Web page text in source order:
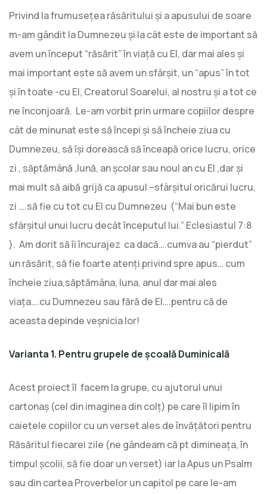
Privind la frumuseţea răsăritului şi a apusului de soare
m-am gândit la Dumnezeu şi la cât este de important să
avem un început “răsărit” în viaţă cu El, dar mai ales şi
mai important este să avem un sfârşit, un “apus” în tot
şi în toate -cu El, Creatorul Soarelui, al nostru şi a tot ce
ne înconjoară. Le-am vorbit prin urmare copiilor despre
cât de minunat este să începi şi să încheie ziua cu
Dumnezeu, să îşi dorească să înceapă orice lucru, orice
zi , săptămână ,lună, an şcolar sau noul an cu El ,dar şi
mai mult să aibă grijă ca apusul –sfârşitul oricărui lucru,
zi ….să fie cu tot cu El cu Dumnezeu (“Mai bun este
sfârşitul unui lucru decât începutul lui.” Eclesiastul 7:8
). Am dorit să îi încurajez ca dacă….cumva au “pierdut”
un răsărit, să fie foarte atenţi privind spre apus… cum
încheie ziua,săptămâna, luna, anul dar mai ales
viaţa….cu Dumnezeu sau fără de El….pentru că de
aceasta depinde veşnicia lor!
Varianta 1. Pentru grupele de şcoală Duminicală
Acest proiect îl facem la grupe, cu ajutorul unui
cartonaş (cel din imaginea din colţ) pe care îl lipim în
caietele copiilor cu un verset ales de învăţători pentru
Răsăritul fiecarei zile (ne gândeam că pt dimineaţa, în
timpul şcolii, să fie doar un verset) iar la Apus un Psalm
sau din cartea Proverbelor un capitol pe care le-am